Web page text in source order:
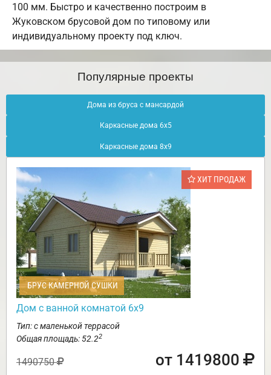
100 мм. Быстро и качественно построим в
Жуковском брусовой дом по типовому или
индивидуальному проекту под ключ.
Популярные проекты
Дома из бруса с мансардой
Каркасные дома 6х5
Каркасные дома 8х9
ХИТ ПРОДАЖ
БРУС КАМЕРНОЙ СУШКИ
Дом с ванной комнатой 6х9
Тип: с маленькой террасой
Общая площадь: 52.22
1490750 от 1419800